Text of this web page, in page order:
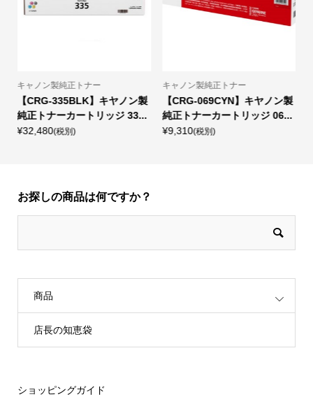
キャノン製純正トナー
【CRG-335BLK】キヤノン製
純正トナーカートリッジ 33...
¥32,480(税別)
キャノン製純正トナー
【CRG-069CYN】キヤノン製
純正トナーカートリッジ 06...
¥9,310(税別)
お探しの商品は何ですか？
商品
店長の知恵袋
ショッピングガイド